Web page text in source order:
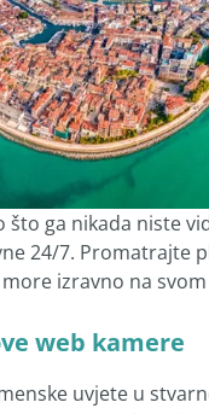
što ga nikada niste
24/7. Promatrajte
izravno na
web kamere
uvjete u